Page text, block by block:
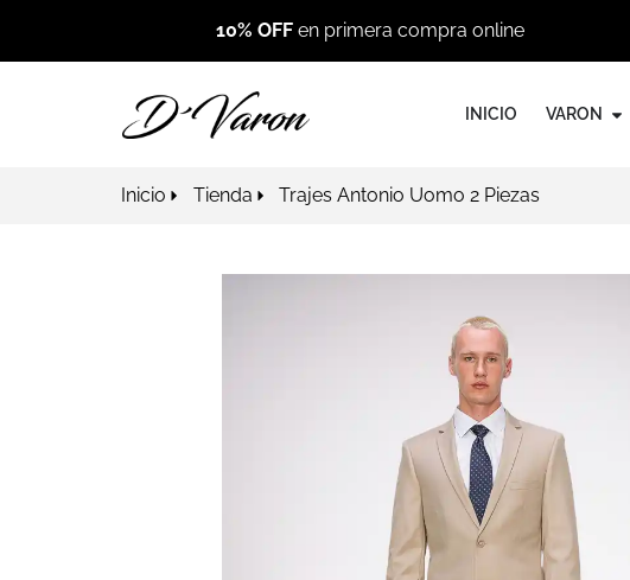
10% OFF en primera compra online
INICIO VARON
Inicio Tienda Trajes Antonio Uomo 2 Piezas